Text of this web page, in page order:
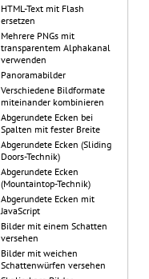
HTML-Text mit Flash
ersetzen
Mehrere PNGs mit
transparentem Alphakanal
verwenden
Panoramabilder
Verschiedene Bildformate
miteinander kombinieren
Abgerundete Ecken bei
Spalten mit fester Breite
Abgerundete Ecken (Sliding
Doors-Technik)
Abgerundete Ecken
(Mountaintop-Technik)
Abgerundete Ecken mit
JavaScript
Bilder mit einem Schatten
versehen
Bilder mit weichen
Schattenwürfen versehen